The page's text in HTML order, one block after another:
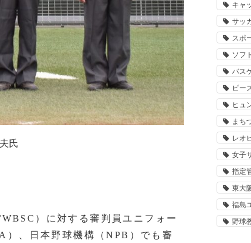
氏
）に対する審判員ユニフォー
）、日本野球機構（NPB）でも審
キャ
サッ
スポ
ソフ
バス
ピー
ヒュ
まち
レオ
女子
指定
東大
福島
野球